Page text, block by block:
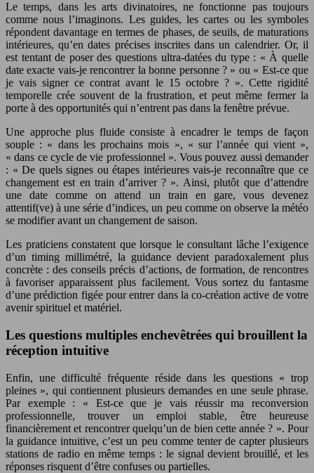
Le temps, dans les arts divinatoires, ne fonctionne pas toujours
comme nous l’imaginons. Les guides, les cartes ou les symboles
répondent davantage en termes de phases, de seuils, de maturations
intérieures, qu’en dates précises inscrites dans un calendrier. Or, il
est tentant de poser des questions ultra-datées du type : « À quelle
date exacte vais-je rencontrer la bonne personne ? » ou « Est-ce que
je vais signer ce contrat avant le 15 octobre ? ». Cette rigidité
temporelle crée souvent de la frustration, et peut même fermer la
porte à des opportunités qui n’entrent pas dans la fenêtre prévue.
Une approche plus fluide consiste à encadrer le temps de façon
souple : « dans les prochains mois », « sur l’année qui vient »,
« dans ce cycle de vie professionnel ». Vous pouvez aussi demander
: « De quels signes ou étapes intérieures vais-je reconnaître que ce
changement est en train d’arriver ? ». Ainsi, plutôt que d’attendre
une date comme on attend un train en gare, vous devenez
attentif(ve) à une série d’indices, un peu comme on observe la météo
se modifier avant un changement de saison.
Les praticiens constatent que lorsque le consultant lâche l’exigence
d’un timing millimétré, la guidance devient paradoxalement plus
concrète : des conseils précis d’actions, de formation, de rencontres
à favoriser apparaissent plus facilement. Vous sortez du fantasme
d’une prédiction figée pour entrer dans la co-création active de votre
avenir spirituel et matériel.
Les questions multiples enchevêtrées qui brouillent la
réception intuitive
Enfin, une difficulté fréquente réside dans les questions « trop
pleines », qui contiennent plusieurs demandes en une seule phrase.
Par exemple : « Est-ce que je vais réussir ma reconversion
professionnelle, trouver un emploi stable, être heureuse
financièrement et rencontrer quelqu’un de bien cette année ? ». Pour
la guidance intuitive, c’est un peu comme tenter de capter plusieurs
stations de radio en même temps : le signal devient brouillé, et les
réponses risquent d’être confuses ou partielles.